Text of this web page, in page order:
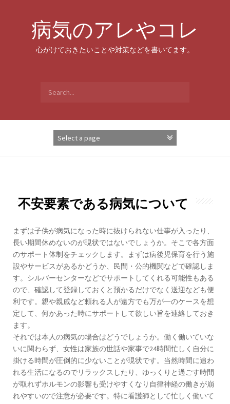
病気のアレやコレ
心がけておきたいことや対策などを書いてます。
for:
不安要素である病気について
まずは子供が病気になった時に抜けられない仕事が入ったり、
長い期間休めないのが現状ではないでしょうか。そこで各方面
のサポート体制をチェックします。まずは病後児保育を行う施
設やサービスがあるかどうか、民間・公的機関などで確認しま
す。シルバーセンターなどでサポートしてくれる可能性もある
ので、確認して登録しておくと預かるだけでなく送迎なども便
利です。親や親戚など頼れる人が遠方でも万が一のケースを想
定して、何かあった時にサポートして欲しい旨を連絡しておき
ます。
それでは本人の病気の場合はどうでしょうか。働く働いていな
いに関わらず、女性は家族の世話や家事で24時間忙しく自分に
掛ける時間が圧倒的に少ないことが現状です。当然時間に追わ
れる生活になるのでリラックスしたり、ゆっくりと過ごす時間
が取れずホルモンの影響も受けやすくなり自律神経の働きが崩
れやすいので注意が必要です。特に看護師として忙しく働いて